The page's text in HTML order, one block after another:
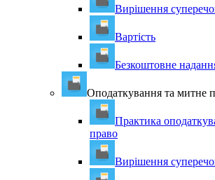
Вирішення
Вартість
Безкоштовне
Оподаткування та митне
Практика
право
Вирішення